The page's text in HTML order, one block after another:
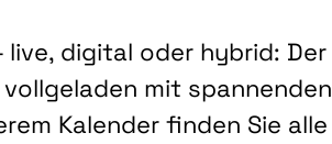
digital oder hybrid: Der
mit spannenden
Kalender finden Sie alle